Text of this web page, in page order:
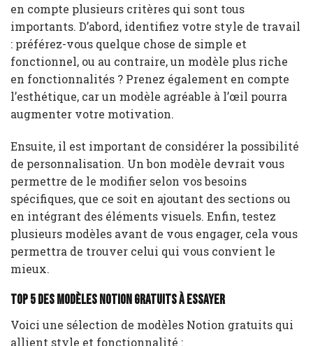
en compte plusieurs critères qui sont tous
importants. D’abord, identifiez votre style de travail
: préférez-vous quelque chose de simple et
fonctionnel, ou au contraire, un modèle plus riche
en fonctionnalités ? Prenez également en compte
l’esthétique, car un modèle agréable à l’œil pourra
augmenter votre motivation.
Ensuite, il est important de considérer la possibilité
de personnalisation. Un bon modèle devrait vous
permettre de le modifier selon vos besoins
spécifiques, que ce soit en ajoutant des sections ou
en intégrant des éléments visuels. Enfin, testez
plusieurs modèles avant de vous engager, cela vous
permettra de trouver celui qui vous convient le
mieux.
Top 5 des modèles Notion gratuits à essayer
Voici une sélection de modèles Notion gratuits qui
allient style et fonctionnalité :